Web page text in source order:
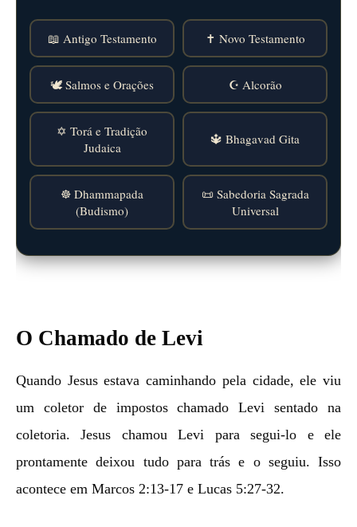
📖 Antigo Testamento ✝️ Novo Testamento
🕊️ Salmos e Orações ☪️ Alcorão
✡️ Torá e Tradição
Judaica
🔱 Bhagavad Gita
☸️ Dhammapada
(Budismo)
📜 Sabedoria Sagrada
Universal
O Chamado de Levi
Quando Jesus estava caminhando pela cidade, ele viu
um coletor de impostos chamado Levi sentado na
coletoria. Jesus chamou Levi para segui-lo e ele
prontamente deixou tudo para trás e o seguiu. Isso
acontece em Marcos 2:13-17 e Lucas 5:27-32.